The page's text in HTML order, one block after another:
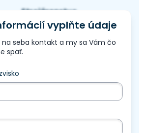
Strojárenstvo
vyplňte údaje
seba kontakt a my sa Vám čo
späť.